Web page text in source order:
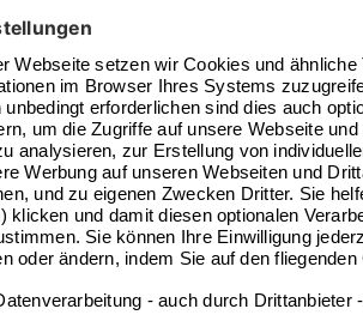
kann Verspannungen lösen.
Eincremen mit duftender